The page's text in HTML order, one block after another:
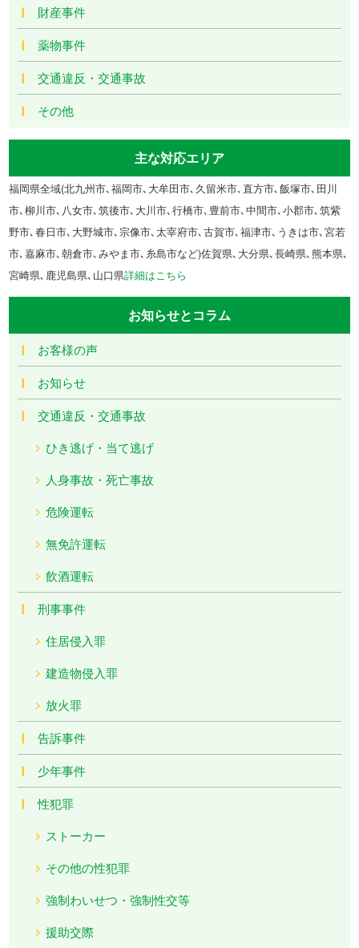
財産事件
薬物事件
交通違反・交通事故
その他
主な対応エリア
福岡県全域(北九州市､福岡市､大牟田市､久留米市､直方市､飯塚市､田川
市､柳川市､八女市､筑後市､大川市､行橋市､豊前市､中間市､小郡市､筑紫
野市､春日市､大野城市､宗像市､太宰府市､古賀市､福津市､うきは市､宮若
市､嘉麻市､朝倉市､みやま市､糸島市など)佐賀県､大分県､長崎県､熊本県､
宮崎県､鹿児島県､山口県詳細はこちら
お知らせとコラム
お客様の声
お知らせ
交通違反・交通事故
ひき逃げ・当て逃げ
人身事故・死亡事故
危険運転
無免許運転
飲酒運転
刑事事件
住居侵入罪
建造物侵入罪
放火罪
告訴事件
少年事件
性犯罪
ストーカー
その他の性犯罪
強制わいせつ・強制性交等
援助交際